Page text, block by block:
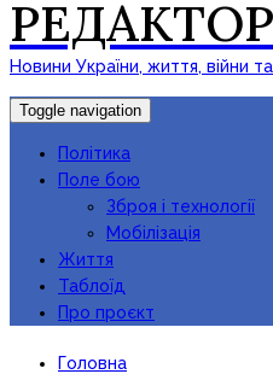
РЕДАКТОР
Новини України, життя, війни
Toggle navigation
Політика
Поле бою
Зброя і технології
Мобілізація
Життя
Таблоїд
Про проєкт
Головна